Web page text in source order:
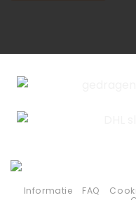
Informatie FAQ